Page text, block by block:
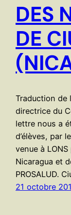
DES
DE
Traduction de
directrice du
lettre nous a
d’élèves, par
venue à
Nicaragua et
PROSALUD.
21 octobre